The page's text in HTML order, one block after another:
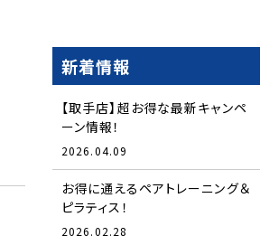
新着情報
【取手店】超お得な最新キャンペ
ーン情報！
2026.04.09
お得に通えるペアトレーニング＆
ピラティス！
2026.02.28